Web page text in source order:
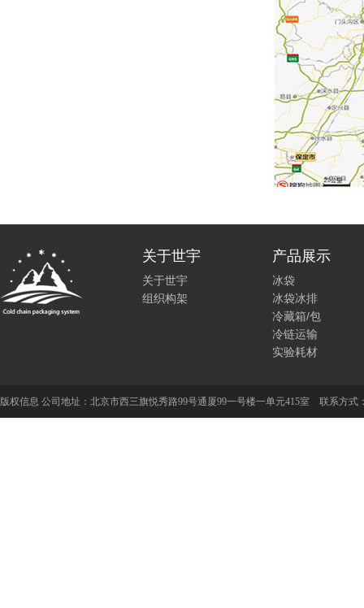
关于世宇
关于世宇
组织构架
产品展示
冰袋
冰袋冰排
冷藏箱/包
冷链运输
实验耗材
版权信息 公司地址： 北京市西三旗悦秀路99号通厦99一号楼一单元415室 联系方式